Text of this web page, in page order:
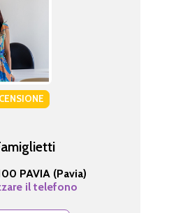
PAVIA (Pavia)
il telefono